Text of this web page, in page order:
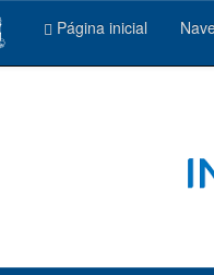
Página inicial